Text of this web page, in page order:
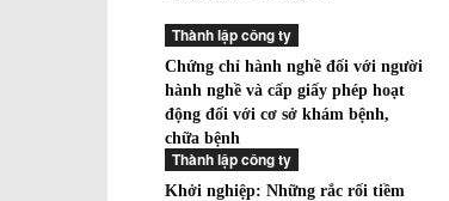
Thành lập công ty
Chứng chỉ hành nghề đối với người
hành nghề và cấp giấy phép hoạt
động đối với cơ sở khám bệnh,
chữa bệnh
Thành lập công ty
Khởi nghiệp: Những rắc rối tiềm